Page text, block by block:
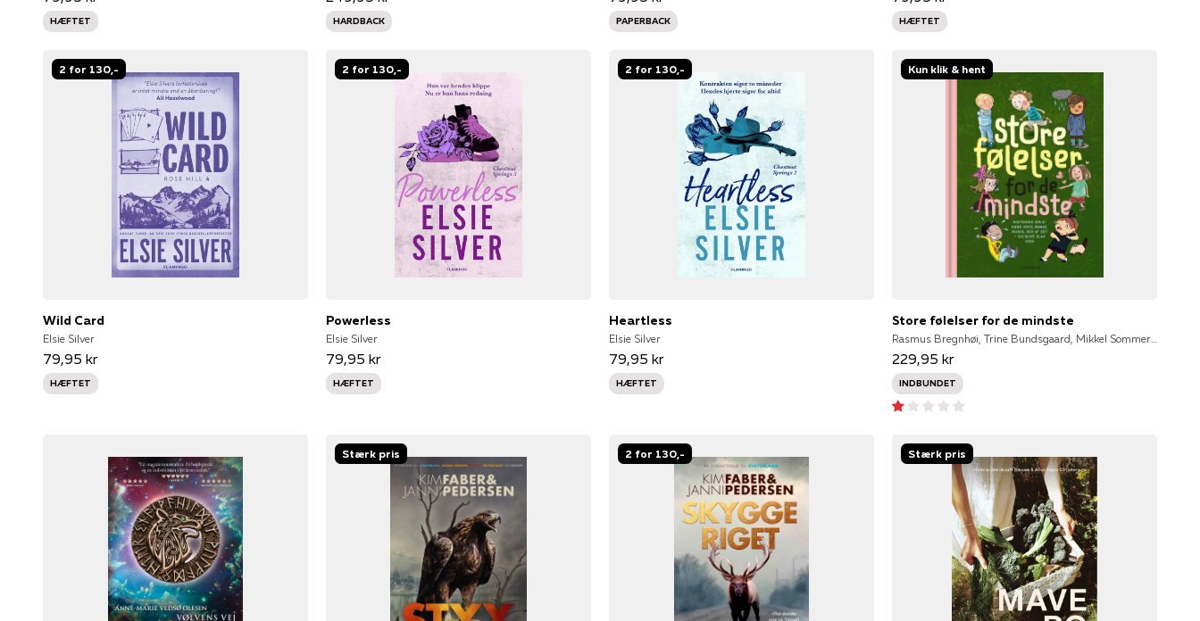
HÆFTET HARDBACK PAPERBACK HÆFTET
2 for 130,-
Wild Card
Elsie Silver
79,95 kr
HÆFTET
2 for 130,-
Powerless
Elsie Silver
79,95 kr
HÆFTET
2 for 130,-
Heartless
Elsie Silver
79,95 kr
HÆFTET
Kun klik & hent
Store følelser for de mindste
Rasmus Bregnhøi, Trine Bundsgaard, Mikkel Sommer Christensen, Kirsten Sonne Harild, Charlotte Pardi, Glenn Ringtved, StineStregen, Inger Tobiasen, Marianne Verge, Alberte Winding, StineStregen NULL
229,95 kr
INDBUNDET
Stærk pris 2 for 130,- Stærk pris